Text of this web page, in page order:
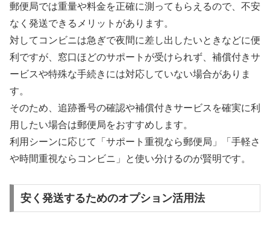
郵便局では重量や料金を正確に測ってもらえるので、不安
なく発送できるメリットがあります。
対してコンビニは急ぎで夜間に差し出したいときなどに便
利ですが、窓口ほどのサポートが受けられず、補償付きサ
ービスや特殊な手続きには対応していない場合がありま
す。
そのため、追跡番号の確認や補償付きサービスを確実に利
用したい場合は郵便局をおすすめします。
利用シーンに応じて「サポート重視なら郵便局」「手軽さ
や時間重視ならコンビニ」と使い分けるのが賢明です。
安く発送するためのオプション活用法